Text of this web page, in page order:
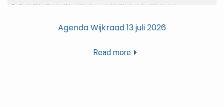
Agenda Wijkraad 13 juli 2026
Read more